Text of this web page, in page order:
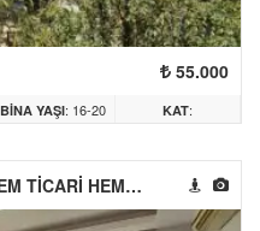
55.000
BINA YAŞI: 16-20
ARASI
KAT:
SEFERİHİSAR MERKEZİNDE HEM TİCARİ HEM OTURUMA UYGUN 3+1 VİLLA